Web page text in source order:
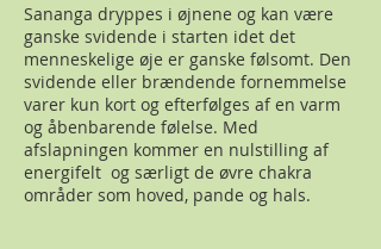
Sananga dryppes i øjnene og kan være
ganske svidende i starten idet det
menneskelige øje er ganske følsomt. Den
svidende eller brændende fornemmelse
varer kun kort og efterfølges af en varm
og åbenbarende følelse. Med
afslapningen kommer en nulstilling af
energifelt og særligt de øvre chakra
områder som hoved, pande og hals.